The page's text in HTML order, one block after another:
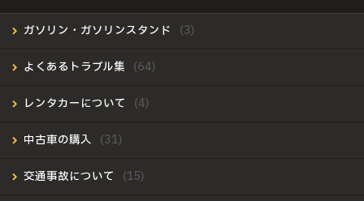
ガソリン・ガソリンスタンド
よくあるトラブル集
レンタカーについて
中古車の購入
交通事故について